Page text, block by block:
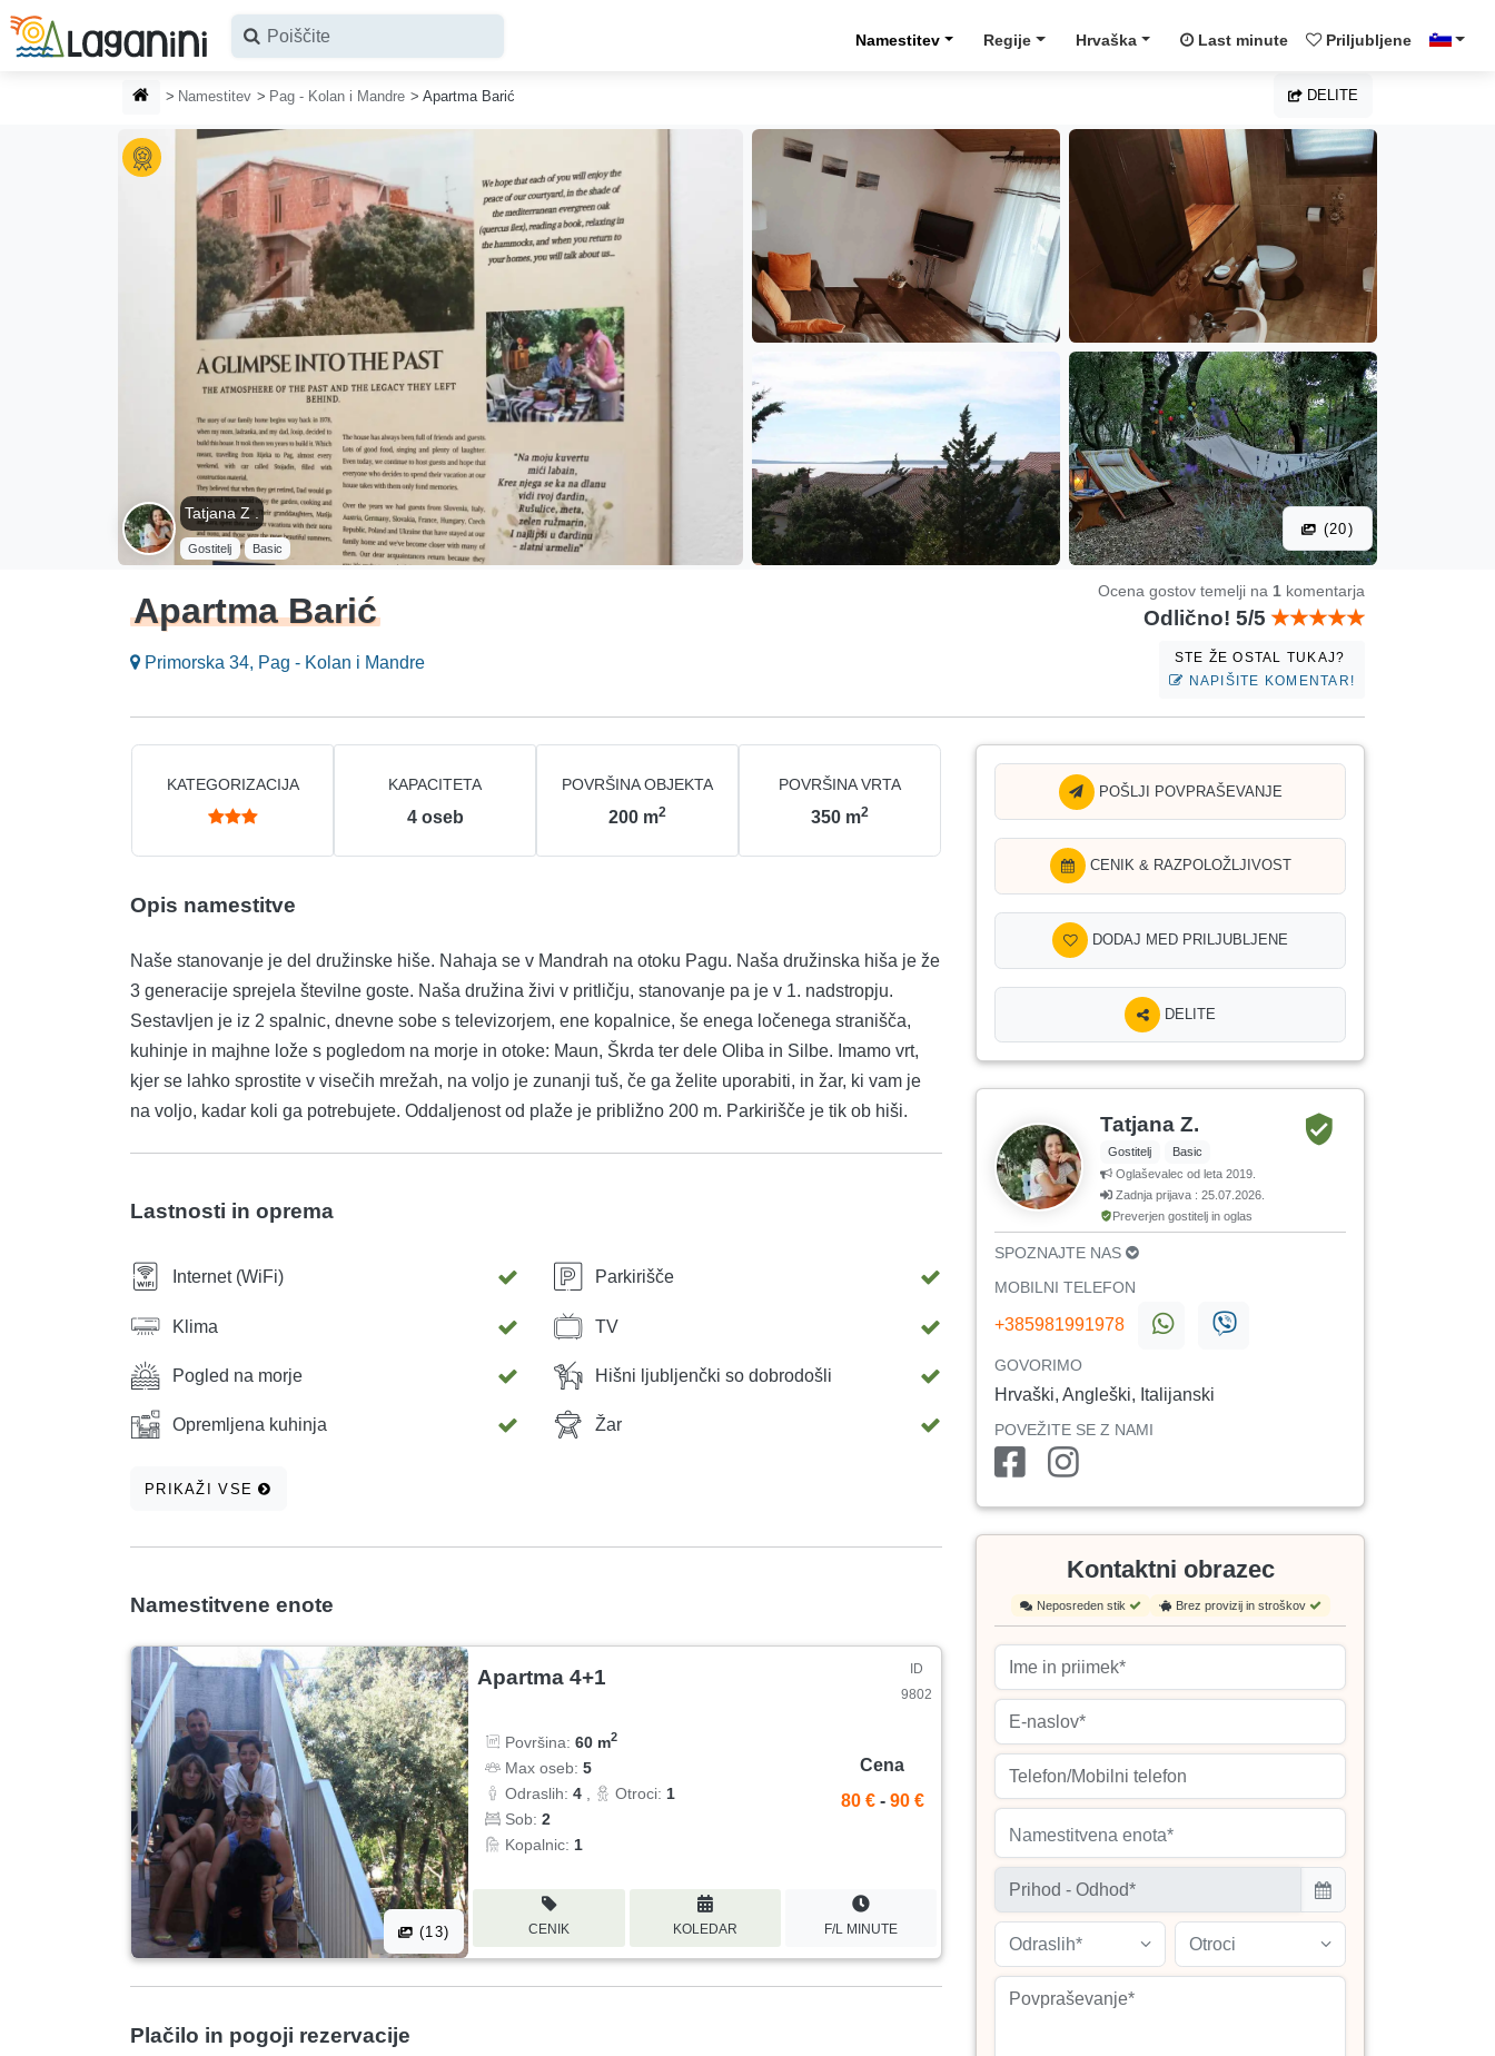
Preskoči na glavno vsebino
Namestitev Regije Hrvaška Last minute Priljubljene
DOMAČA STRAN
Namestitev Pag - Kolan i Mandre Apartma Barić DELITE
Tatjana Z .
Gostitelj Basic
(20)
Apartma Barić
Primorska 34, Pag - Kolan i Mandre
Ocena gostov temelji na 1 komentarja
Odlično! 5/5
STE ŽE OSTAL TUKAJ?
NAPIŠITE KOMENTAR!
KATEGORIZACIJA KAPACITETA
4 oseb
POVRŠINA OBJEKTA
200 m2
POVRŠINA VRTA
350 m2
Opis namestitve
Naše stanovanje je del družinske hiše. Nahaja se v Mandrah na otoku Pagu. Naša družinska hiša je že
3 generacije sprejela številne goste. Naša družina živi v pritličju, stanovanje pa je v 1. nadstropju.
Sestavljen je iz 2 spalnic, dnevne sobe s televizorjem, ene kopalnice, še enega ločenega stranišča,
kuhinje in majhne lože s pogledom na morje in otoke: Maun, Škrda ter dele Oliba in Silbe. Imamo vrt,
kjer se lahko sprostite v visečih mrežah, na voljo je zunanji tuš, če ga želite uporabiti, in žar, ki vam je
na voljo, kadar koli ga potrebujete. Oddaljenost od plaže je približno 200 m. Parkirišče je tik ob hiši.
Lastnosti in oprema
Internet (WiFi) Parkirišče
Klima TV
Pogled na morje Hišni ljubljenčki so dobrodošli
Opremljena kuhinja Žar
PRIKAŽI VSE
Namestitvene enote
(13)
Apartma 4+1
ID
9802
Površina:60 m2
Max oseb:5
Odraslih:4 Otroci: 1
Sob:2
Kopalnic: 1
Cena
80 € - 90 €
CENIK KOLEDAR F/L MINUTE
Plačilo in pogoji rezervacije
POŠLJI POVPRAŠEVANJE
CENIK & RAZPOLOŽLJIVOST
DODAJ MED PRILJUBLJENE
DELITE
Tatjana Z.
Gostitelj
Basic
Oglaševalec od leta 2019.
Zadnja prijava : 25.07.2026.
Preverjen gostitelj in oglas
SPOZNAJTE NAS
MOBILNI TELEFON
+385981991978
GOVORIMO
Hrvaški, Angleški, Italijanski
POVEŽITE SE Z NAMI
Kontaktni obrazec
Neposreden stik Brez provizij in stroškov
Namestitvena enota*
Odraslih* Otroci